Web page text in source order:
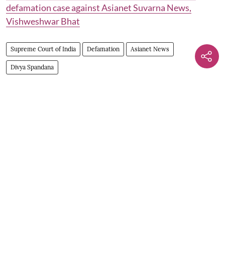
defamation case against Asianet Suvarna News,
Vishweshwar Bhat
Supreme Court of India Defamation Asianet News
Divya Spandana